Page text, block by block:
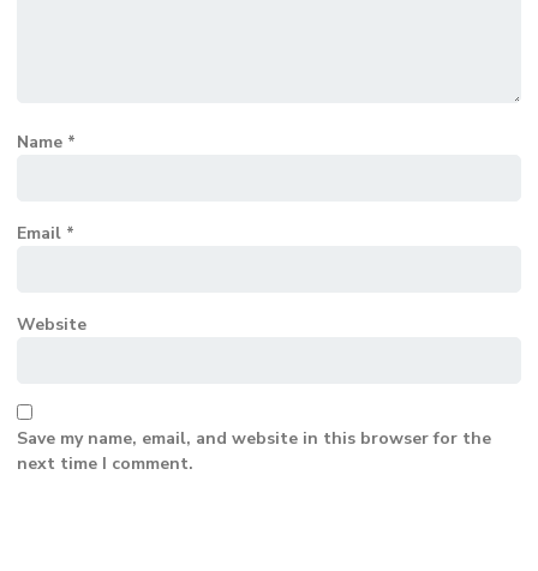
Name *
Email *
Website
Save my name, email, and website in this browser for the
next time I comment.